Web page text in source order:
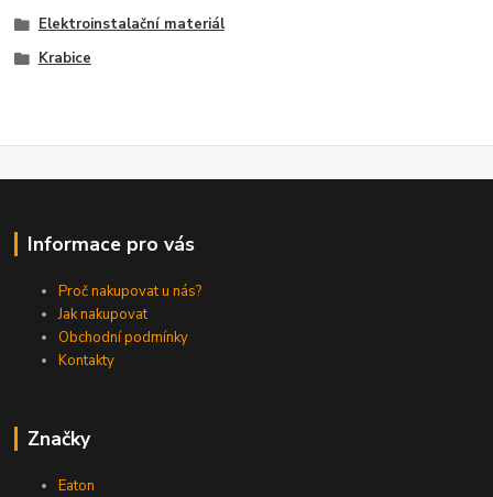
Elektroinstalační materiál
Krabice
Informace pro vás
Proč nakupovat u nás?
Jak nakupovat
Obchodní podmínky
Kontakty
Značky
Eaton